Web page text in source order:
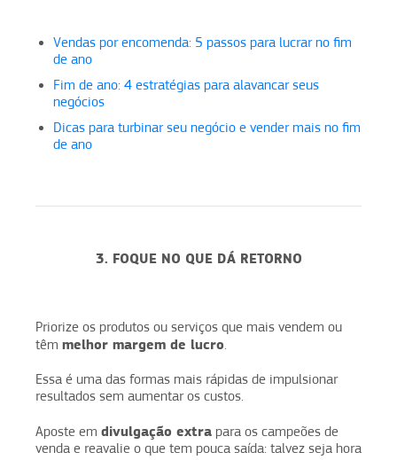
Vendas por encomenda: 5 passos para lucrar no fim
de ano
Fim de ano: 4 estratégias para alavancar seus
negócios
Dicas para turbinar seu negócio e vender mais no fim
de ano
3. FOQUE NO QUE DÁ RETORNO
Priorize os produtos ou serviços que mais vendem ou
têm melhor margem de lucro.
Essa é uma das formas mais rápidas de impulsionar
resultados sem aumentar os custos.
Aposte em divulgação extra para os campeões de
venda e reavalie o que tem pouca saída: talvez seja hora